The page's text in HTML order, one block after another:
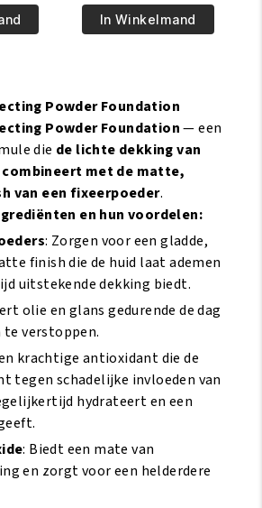
€15.95.
€17.95.€15.95.
Opal
–
Powder
Foundation
-
Truly
Topaz
aantal
In Winkelmand
Powder Foundation
Powder Foundation— een
die de lichte dekking van
met de matte,
van een fixeerpoeder.
en hun voordelen:
: Zorgen voor een gladde,
finish die de huid laat ademen
uitstekende dekking biedt.
olie en glans gedurende de dag
verstoppen.
krachtige antioxidant die de
tegen schadelijke invloeden van
hydrateert en een
: Biedt een mate van
en zorgt voor een helderdere